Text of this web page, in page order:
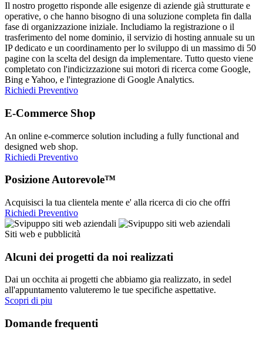
Il nostro progetto risponde alle esigenze di aziende già strutturate e
operative, o che hanno bisogno di una soluzione completa fin dalla
fase di organizzazione iniziale. Includiamo la registrazione o il
trasferimento del nome dominio, il servizio di hosting annuale su un
IP dedicato e un coordinamento per lo sviluppo di un massimo di 50
pagine con la scelta del design da implementare. Tutto questo viene
completato con l'indicizzazione sui motori di ricerca come Google,
Bing e Yahoo, e l'integrazione di Google Analytics.
Richiedi Preventivo
E-Commerce Shop
An online e-commerce solution including a fully functional and
designed web shop.
Richiedi Preventivo
Posizione Autorevole™
Acquisisci la tua clientela mente e' alla ricerca di cio che offri
Richiedi Preventivo
Siti web e pubblicità
Alcuni dei progetti da noi realizzati
Dai un occhita ai progetti che abbiamo gia realizzato, in sedel
all'appuntamento valuteremo le tue specifiche aspettative.
Scopri di piu
Domande frequenti